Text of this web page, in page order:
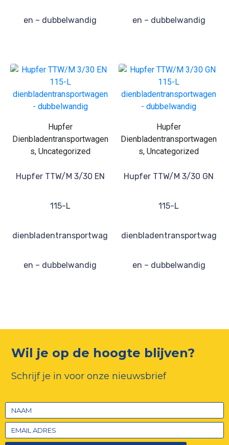
en – dubbelwandig en – dubbelwandig
Hupfer
Dienbladentransportwagen
s, Uncategorized
Hupfer TTW/M 3/30 EN
115-L
dienbladentransportwag
en – dubbelwandig
Hupfer
Dienbladentransportwagen
s, Uncategorized
Hupfer TTW/M 3/30 GN
115-L
dienbladentransportwag
en – dubbelwandig
Wil je op de hoogte blijven?
Schrijf je in voor onze nieuwsbrief